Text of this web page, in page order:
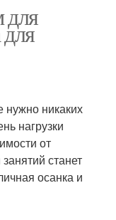
для
нужно никаких
нагрузки
от
станет
осанка и